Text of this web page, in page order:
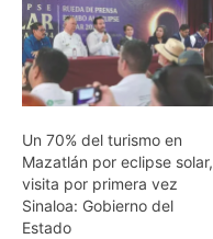
Un 70% del turismo en
Mazatlán por eclipse solar,
visita por primera vez
Sinaloa: Gobierno del
Estado